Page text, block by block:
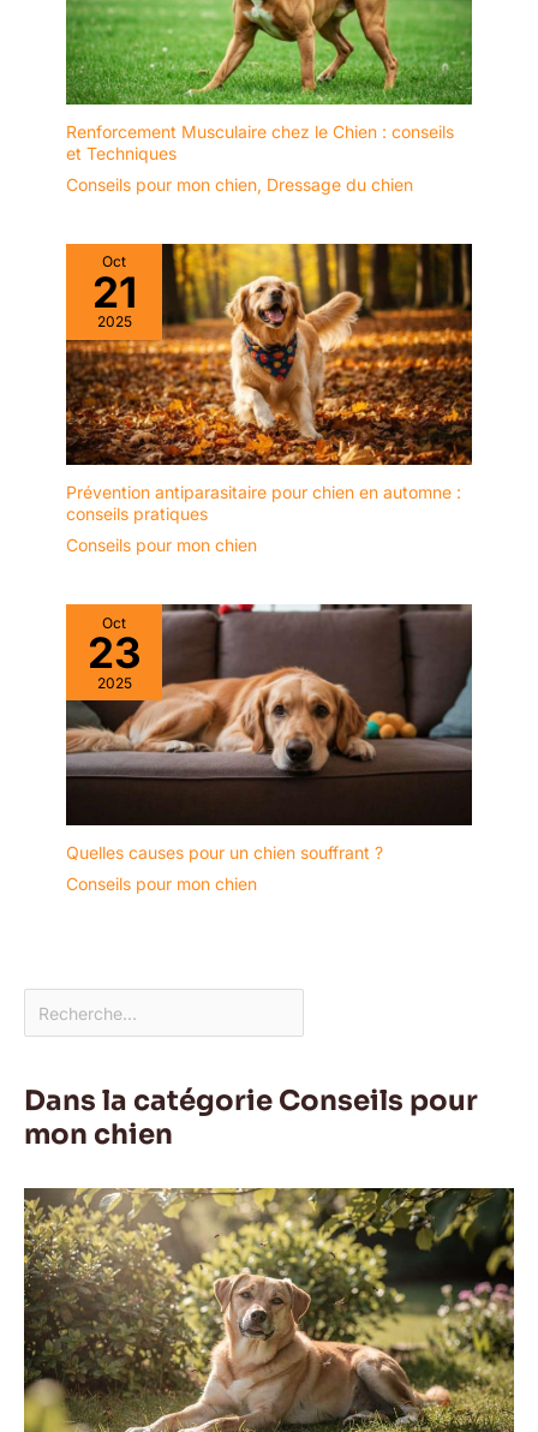
Renforcement Musculaire chez le Chien : conseils
et Techniques
Conseils pour mon chien, Dressage du chien
Oct
21
2025
Prévention antiparasitaire pour chien en automne :
conseils pratiques
Conseils pour mon chien
Oct
23
2025
Quelles causes pour un chien souffrant ?
Conseils pour mon chien
Dans la catégorie Conseils pour
mon chien